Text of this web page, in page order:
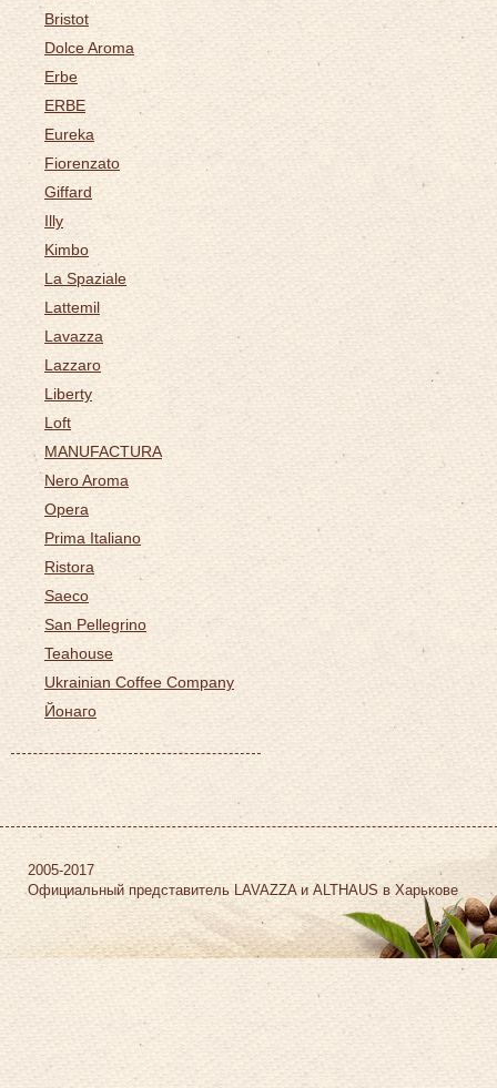
Bristot
Dolce Aroma
Erbe
ERBE
Eureka
Fiorenzato
Giffard
Illy
Kimbo
La Spaziale
Lattemil
Lavazza
Lazzaro
Liberty
Loft
MANUFACTURA
Nero Aroma
Opera
Prima Italiano
Ristora
Saeco
San Pellegrino
Teahouse
Ukrainian Coffee Company
Йонаго
2005-2017
Официальный представитель LAVAZZA и ALTHAUS в Харькове